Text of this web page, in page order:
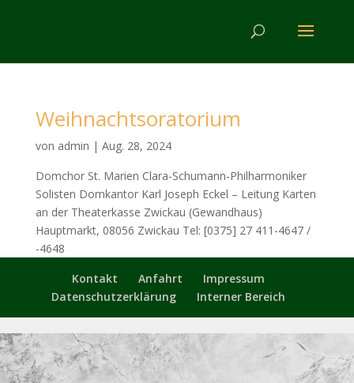
Weihnachtsoratorium
von admin | Aug. 28, 2024
Domchor St. Marien Clara-Schumann-Philharmoniker
Solisten Domkantor Karl Joseph Eckel – Leitung Karten
an der Theaterkasse Zwickau (Gewandhaus)
Hauptmarkt, 08056 Zwickau Tel: [0375] 27 411-4647 /
-4648
Kontakt
Anfahrt
Impressum
Datenschutzerklärung
Interner Bereich